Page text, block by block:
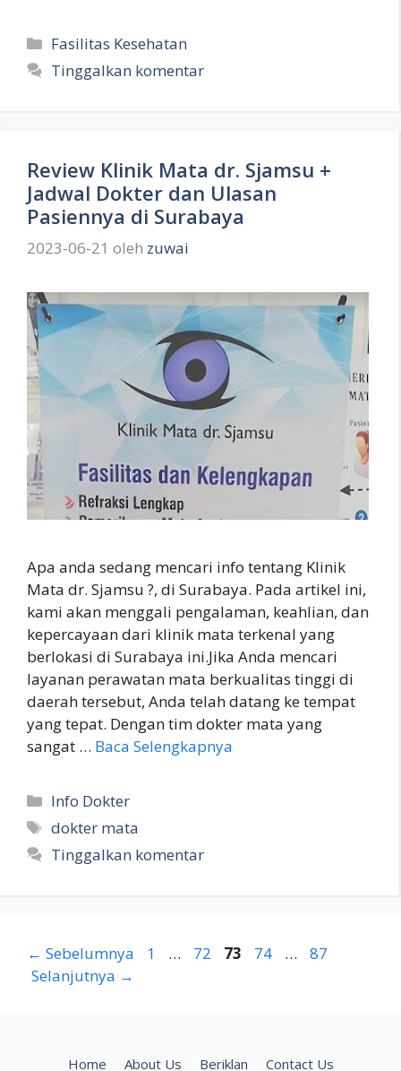
Kategori
Fasilitas Kesehatan
Tinggalkan komentar
Review Klinik Mata dr. Sjamsu +
Jadwal Dokter dan Ulasan
Pasiennya di Surabaya
2023-06-21 oleh zuwai
Apa anda sedang mencari info tentang Klinik
Mata dr. Sjamsu ?, di Surabaya. Pada artikel ini,
kami akan menggali pengalaman, keahlian, dan
kepercayaan dari klinik mata terkenal yang
berlokasi di Surabaya ini.Jika Anda mencari
layanan perawatan mata berkualitas tinggi di
daerah tersebut, Anda telah datang ke tempat
yang tepat. Dengan tim dokter mata yang
sangat … Baca Selengkapnya
Kategori
Info Dokter
Tag
dokter mata
Tinggalkan komentar
← Sebelumnya Halaman
1 … Halaman
72 Halaman
73 Halaman
74 … Halaman
87
Selanjutnya →
Home About Us Beriklan Contact Us